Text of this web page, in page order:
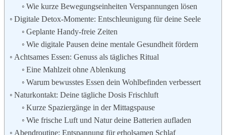
Wie kurze Bewegungseinheiten Verspannungen lösen
Digitale Detox-Momente: Entschleunigung für deine Seele
Geplante Handy-freie Zeiten
Wie digitale Pausen deine mentale Gesundheit fördern
Achtsames Essen: Genuss als tägliches Ritual
Eine Mahlzeit ohne Ablenkung
Warum bewusstes Essen dein Wohlbefinden verbessert
Naturkontakt: Deine tägliche Dosis Frischluft
Kurze Spaziergänge in der Mittagspause
Wie frische Luft und Natur deine Batterien aufladen
Abendroutine: Entspannung für erholsamen Schlaf